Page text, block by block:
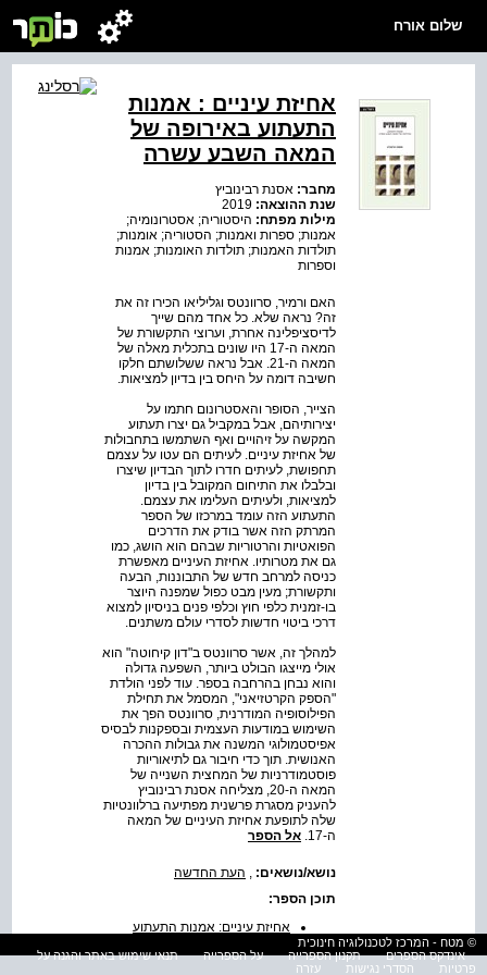
שלום אורח
אחיזת עיניים : אמנות
התעתוע באירופה של
המאה השבע עשרה
מחבר: אסנת רבינוביץ
שנת ההוצאה:
מילות מפתח: היסטוריה; אסטרונומיה;
אמנות; ספרות ואמנות; הסטוריה; אומנות;
תולדות האמנות; תולדות האומנות; אמנות
וספרות
האם ורמיר, סרוונטס וגליליאו הכירו זה את
זה? נראה שלא. כל אחד מהם שייך
לדיסציפלינה אחרת, וערוצי התקשורת של
המאה ה-17 היו שונים בתכלית מאלה של
המאה ה-21. אבל נראה ששלושתם חלקו
חשיבה דומה על היחס בין בדיון למציאות.
הצייר, הסופר והאסטרונום חתמו על
יצירותיהם, אבל במקביל גם יצרו תעתוע
המקשה על זיהויים ואף השתמשו בתחבולות
של אחיזת עיניים. לעיתים הם עטו על עצמם
תחפושת, לעיתים חדרו לתוך הבדיון שיצרו
ובלבלו את התיחום המקובל בין בדיון
למציאות, ולעיתים העלימו את עצמם.
התעתוע הזה עומד במרכזו של הספר
המרתק הזה אשר בודק את הדרכים
הפואטיות והרטוריות שבהם הוא הושג, כמו
גם את מטרותיו. אחיזת העיניים מאפשרת
כניסה למרחב חדש של התבוננות, הבעה
ותקשורת; מעין מבט כפול שמפנה היוצר
בו-זמנית כלפי חוץ וכלפי פנים בניסיון למצוא
דרכי ביטוי חדשות לסדרי עולם משתנים.
למהלך זה, אשר סרוונטס ב"דון קיחוטה" הוא
אולי מייצגו הבולט ביותר, השפעה גדולה
והוא נבחן בהרחבה בספר. עוד לפני הולדת
"הספק הקרטזיאני", המסמל את תחילת
הפילוסופיה המודרנית, סרוונטס הפך את
השימוש במודעות העצמית ובספקנות לבסיס
אפיסטמולוגי המשנה את גבולות ההכרה
האנושית. תוך כדי חיבור גם לתיאוריות
פוסטמודרניות של המחצית השנייה של
המאה ה-20, מצליחה אסנת רבינוביץ
להעניק מסגרת פרשנית מפתיעה ברלוונטיות
שלה לתופעת אחיזת העיניים של המאה
ה-17.
אל הספר
נושא/נושאים:
העת החדשה
תוכן הספר:
אחיזת עיניים: אמנות התעתוע
תוכן העניינים
© מטח - המרכז לטכנולוגיה חינוכית
אינדקס הספרים
תקנון הספרייה על הספרייה
תנאי שימוש באתר והגנה על
פרטיות
הסדרי נגישות עזרה